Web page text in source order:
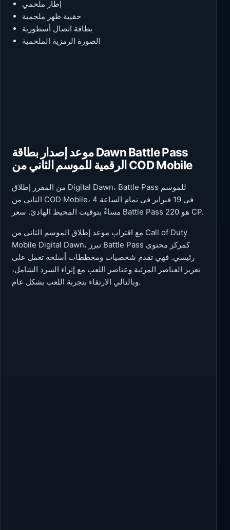
إطار ملحمي
حقيبة ظهر ملحمية
بطاقة اتصال أسطورية
الصورة الرمزية الملحمية
موعد إصدار بطاقة Dawn Battle Pass
الرقمية للموسم الثاني من COD Mobile
من المقرر إطلاق Digital Dawn، Battle Pass للموسم
الثاني من COD Mobile، في 19 فبراير في تمام الساعة 4
مساءً بتوقيت المحيط الهادئ. سعر Battle Pass هو 220 CP.
مع اقتراب موعد إطلاق الموسم الثاني من Call of Duty
Mobile Digital Dawn، تبرز Battle Pass كمركز محتوى
رئيسي. فهي تقدم شخصيات ومخططات أسلحة تعمل على
تعزيز العناصر المرئية وعناصر اللعب مع إثراء السرد الشامل،
وبالتالي الارتقاء بتجربة اللعب بشكل عام.